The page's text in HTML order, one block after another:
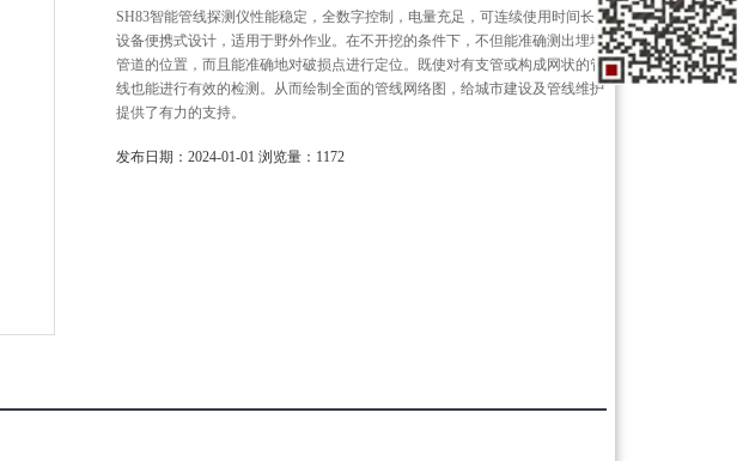
SH83智能管线探测仪性能稳定，全数字控制，电量充足，可连续使用时间长,
设备便携式设计，适用于野外作业。在不开挖的条件下，不但能准确测出埋地
管道的位置，而且能准确地对破损点进行定位。既使对有支管或构成网状的管
线也能进行有效的检测。从而绘制全面的管线网络图，给城市建设及管线维护
提供了有力的支持。
发布日期：2024-01-01 浏览量：1172